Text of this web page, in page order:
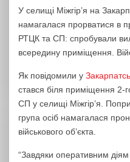
У селищі Міжгір’я на
намагалася прорватися в
РТЦК та СП: спробували
всередину приміщення.
Як повідомили у
стався біля приміщення 2-
СП у селищі Міжгір’я.
група осіб намагалася
військового об’єкта.
“Завдяки оперативним